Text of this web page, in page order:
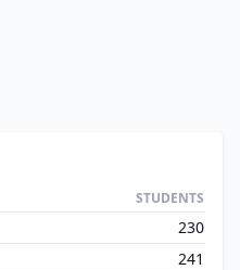
STUDENTS
230
241